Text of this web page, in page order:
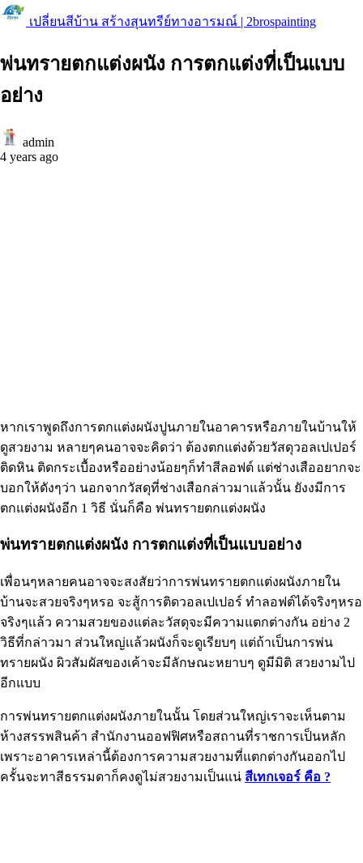
เปลี่ยนสีบ้าน สร้างสุนทรีย์ทางอารมณ์ | 2brospainting
พ่นทรายตกแต่งผนัง การตกแต่งที่เป็นแบบ
อย่าง
admin
4 years ago
หากเราพูดถึงการตกแต่งผนังปูนภายในอาคารหรือภายในบ้านให้
ดูสวยงาม หลายๆคนอาจจะคิดว่า ต้องตกแต่งด้วยวัสดุวอลเปเปอร์
ติดหิน ติดกระเบื้องหรืออย่างน้อยๆก็ทำสีลอฟต์ แต่ช่างเสืออยากจะ
บอกให้ดังๆว่า นอกจากวัสดุที่ช่างเสือกล่าวมาแล้วนั้น ยังงมีการ
ตกแต่งผนังอีก 1 วิธี นั่นก็คือ พ่นทรายตกแต่งผนัง
พ่นทรายตกแต่งผนัง การตกแต่งที่เป็นแบบอย่าง
เพื่อนๆหลายคนอาจจะสงสัยว่าการพ่นทรายตกแต่งผนังภายใน
บ้านจะสวยจริงๆหรอ จะสู้การติดวอลเปเปอร์ ทำลอฟต์ได้จริงๆหรอ
จริงๆเเล้ว ความสวยของแต่ละวัสดุจะมีความแตกต่างกัน อย่าง 2
วิธีที่กล่าวมา ส่วนใหญ่เเล้วผนังก็จะดูเรียบๆ แต่ถ้าเป็นการพ่น
ทรายผนัง ผิวสัมผัสของเค้าจะมีลักษณะหยาบๆ ดูมีมิติ สวยงามไป
อีกแบบ
การพ่นทรายตกแต่งผนังภายในนั้น โดยส่วนใหญ่เราจะเห็นตาม
ห้างสรรพสินค้า สำนักงานออฟฟิศหรือสถานที่ราชการเป็นหลัก
เพราะอาคารเหล่านี้ต้องการความสวยงามที่แตกต่างกันออกไป
ครั้นจะทาสีธรรมดาก็คงดูไม่สวยงามเป็นแน่ สีเทกเจอร์ คือ ?